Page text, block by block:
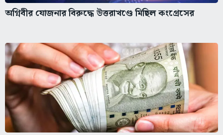
অগ্নিবীর যোজনার বিরুদ্ধে উত্তরাখণ্ডে মিছিল কংগ্রেসের